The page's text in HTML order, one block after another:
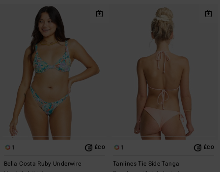
1 ÉCO
Bella Costa Ruby Underwire
1 ÉCO
Tanlines Tie Side Tanga